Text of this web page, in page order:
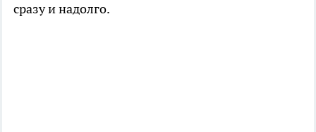
сразу и надолго.